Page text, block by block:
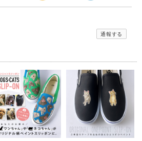
通報する